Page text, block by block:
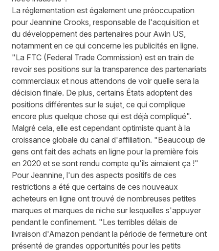
La réglementation est également une préoccupation
pour Jeannine Crooks, responsable de l'acquisition et
du développement des partenaires pour Awin US,
notamment en ce qui concerne les publicités en ligne.
"La FTC (Federal Trade Commission) est en train de
revoir ses positions sur la transparence des partenariats
commerciaux et nous attendons de voir quelle sera la
décision finale. De plus, certains États adoptent des
positions différentes sur le sujet, ce qui complique
encore plus quelque chose qui est déjà compliqué".
Malgré cela, elle est cependant optimiste quant à la
croissance globale du canal d'affiliation. "Beaucoup de
gens ont fait des achats en ligne pour la première fois
en 2020 et se sont rendu compte qu'ils aimaient ça !"
Pour Jeannine, l'un des aspects positifs de ces
restrictions a été que certains de ces nouveaux
acheteurs en ligne ont trouvé de nombreuses petites
marques et marques de niche sur lesquelles s'appuyer
pendant le confinement. "Les terribles délais de
livraison d'Amazon pendant la période de fermeture ont
présenté de grandes opportunités pour les petits